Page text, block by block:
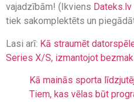
vajadzībām! (Ikviens Dateks.lv
tiek sakomplektēts un
Lasi arī: Kā straumēt
Series X/S, izmantojot
Kā mainās sporta
Tiem, kas vēlas būt